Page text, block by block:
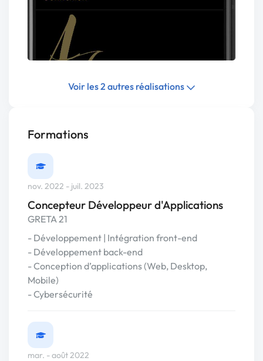
Voir les 2 autres réalisations
Formations
nov. 2022 - juil. 2023
Concepteur Développeur d'Applications
GRETA 21
- Développement | Intégration front-end
- Développement back-end
- Conception d’applications (Web, Desktop,
Mobile)
- Cybersécurité
mar. - août 2022